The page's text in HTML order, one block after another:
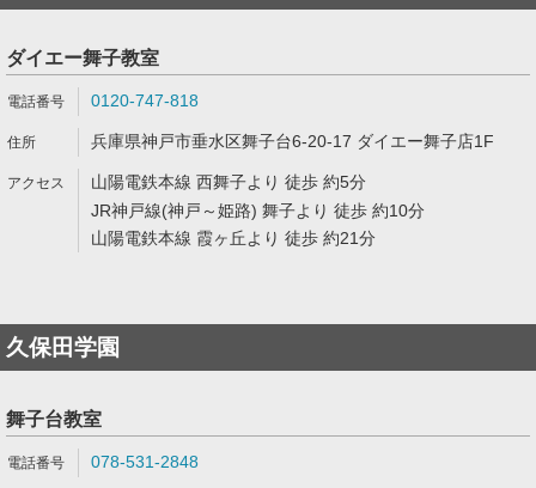
ダイエー舞子教室
0120-747-818
兵庫県神戸市垂水区舞子台6-20-17 ダイエー舞子店1F
山陽電鉄本線 西舞子より 徒歩 約5分
JR神戸線(神戸～姫路) 舞子より 徒歩 約10分
山陽電鉄本線 霞ヶ丘より 徒歩 約21分
久保田学園
舞子台教室
078-531-2848